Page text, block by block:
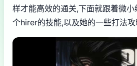
样才能高效的通关,下面就跟着微
个hirer的技能,以及她的一些打法